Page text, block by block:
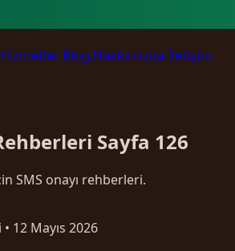
Hizmetler Blog Hakkımızda İletişim
Sayfa 126
SMS onayı rehberleri.
• 12 Mayıs 2026